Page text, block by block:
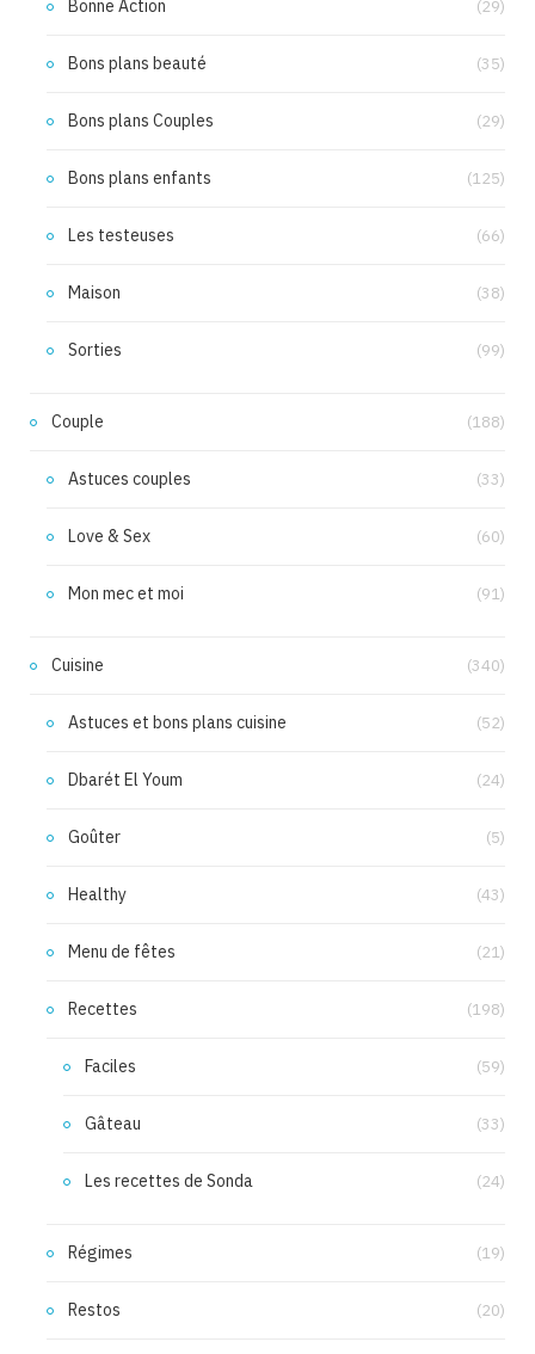
Bonne Action (29)
Bons plans beauté (35)
Bons plans Couples (29)
Bons plans enfants (125)
Les testeuses (66)
Maison (38)
Sorties (99)
Couple (188)
Astuces couples (33)
Love & Sex (60)
Mon mec et moi (91)
Cuisine (340)
Astuces et bons plans cuisine (52)
Dbarét El Youm (24)
Goûter (5)
Healthy (43)
Menu de fêtes (21)
Recettes (198)
Faciles (59)
Gâteau (33)
Les recettes de Sonda (24)
Régimes (19)
Restos (20)